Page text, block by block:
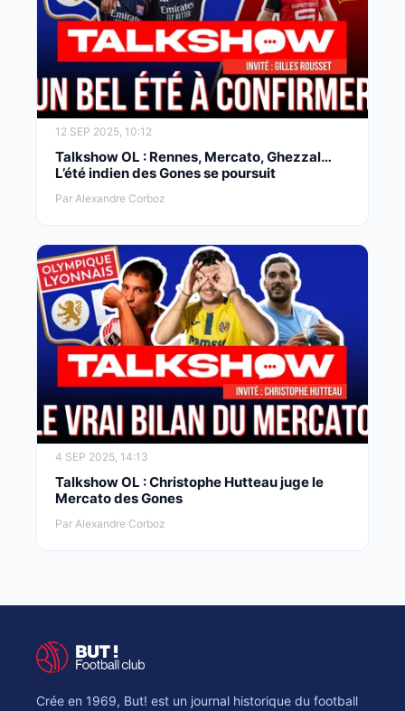
12 SEP 2025, 10:12
Talkshow OL : Rennes, Mercato, Ghezzal…
L’été indien des Gones se poursuit
Par Alexandre Corboz
4 SEP 2025, 14:13
Talkshow OL : Christophe Hutteau juge le
Mercato des Gones
Par Alexandre Corboz
Crée en 1969, But! est un journal historique du football